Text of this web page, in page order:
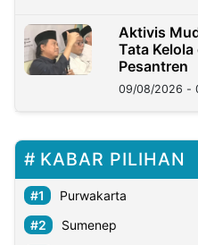
Aktivis
Tata
Pesantren
09/08/2026 -
KABAR PILIHAN
Purwakarta
Sumenep